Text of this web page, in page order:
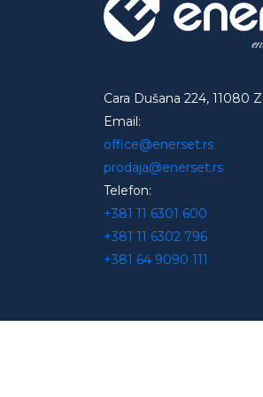
Cara Dušana 224, 11080
Email:
office@enerset.rs
prodaja@enerset.rs
Telefon:
+381 11 6301 600
+381 11 6302 796
+381 64 9090 111